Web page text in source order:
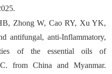
Zhong W, Cao RY, Xu YK,
antifungal, anti-Inflammatory,
of the essential oils of
from China and Myanmar.